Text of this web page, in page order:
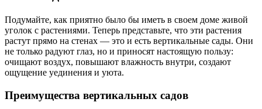
Подумайте, как приятно было бы иметь в своем доме живой
уголок с растениями. Теперь представьте, что эти растения
растут прямо на стенах — это и есть вертикальные сады. Они
не только радуют глаз, но и приносят настоящую пользу:
очищают воздух, повышают влажность внутри, создают
ощущение уединения и уюта.
Преимущества вертикальных садов